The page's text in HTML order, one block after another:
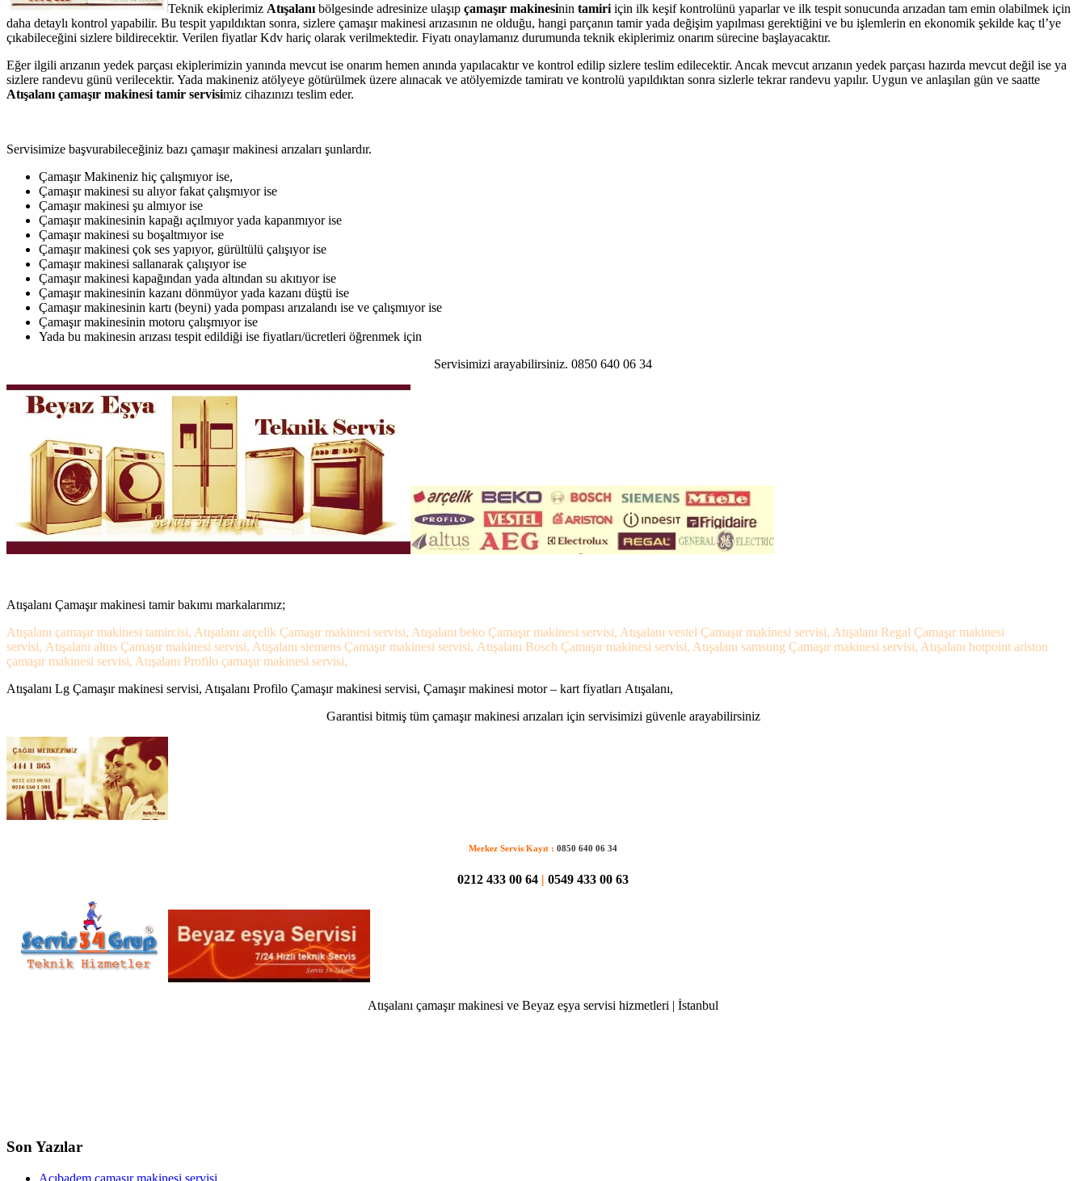
Teknik ekiplerimiz Atışalanı bölgesinde adresinize ulaşıp çamaşır makinesinin tamiri için ilk keşif kontrolünü yaparlar ve ilk tespit sonucunda arızadan tam emin olabilmek için
daha detaylı kontrol yapabilir. Bu tespit yapıldıktan sonra, sizlere çamaşır makinesi arızasının ne olduğu, hangi parçanın tamir yada değişim yapılması gerektiğini ve bu işlemlerin en ekonomik şekilde kaç tl’ye
çıkabileceğini sizlere bildirecektir. Verilen fiyatlar Kdv hariç olarak verilmektedir. Fiyatı onaylamanız durumunda teknik ekiplerimiz onarım sürecine başlayacaktır.
Eğer ilgili arızanın yedek parçası ekiplerimizin yanında mevcut ise onarım hemen anında yapılacaktır ve kontrol edilip sizlere teslim edilecektir. Ancak mevcut arızanın yedek parçası hazırda mevcut değil ise ya
sizlere randevu günü verilecektir. Yada makineniz atölyeye götürülmek üzere alınacak ve atölyemizde tamiratı ve kontrolü yapıldıktan sonra sizlerle tekrar randevu yapılır. Uygun ve anlaşılan gün ve saatte
Atışalanı çamaşır makinesi tamir servisimiz cihazınızı teslim eder.
Servisimize başvurabileceğiniz bazı çamaşır makinesi arızaları şunlardır.
Çamaşır Makineniz hiç çalışmıyor ise,
Çamaşır makinesi su alıyor fakat çalışmıyor ise
Çamaşır makinesi şu almıyor ise
Çamaşır makinesinin kapağı açılmıyor yada kapanmıyor ise
Çamaşır makinesi su boşaltmıyor ise
Çamaşır makinesi çok ses yapıyor, gürültülü çalışıyor ise
Çamaşır makinesi sallanarak çalışıyor ise
Çamaşır makinesi kapağından yada altından su akıtıyor ise
Çamaşır makinesinin kazanı dönmüyor yada kazanı düştü ise
Çamaşır makinesinin kartı (beyni) yada pompası arızalandı ise ve çalışmıyor ise
Çamaşır makinesinin motoru çalışmıyor ise
Yada bu makinesin arızası tespit edildiği ise fiyatları/ücretleri öğrenmek için
Servisimizi arayabilirsiniz. 0850 640 06 34
Atışalanı Çamaşır makinesi tamir bakımı markalarımız;
Atışalanı çamaşır makinesi tamircisi, Atışalanı arçelik Çamaşır makinesi servisi, Atışalanı beko Çamaşır makinesi servisi, Atışalanı vestel Çamaşır makinesi servisi, Atışalanı Regal Çamaşır makinesi
servisi, Atışalanı altus Çamaşır makinesi servisi, Atışalanı siemens Çamaşır makinesi servisi, Atışalanı Bosch Çamaşır makinesi servisi, Atışalanı samsung Çamaşır makinesi servisi, Atışalanı hotpoint ariston
çamaşır makinesi servisi, Atışalanı Profilo çamaşır makinesi servisi,
Atışalanı Lg Çamaşır makinesi servisi, Atışalanı Profilo Çamaşır makinesi servisi, Çamaşır makinesi motor – kart fiyatları Atışalanı,
Garantisi bitmiş tüm çamaşır makinesi arızaları için servisimizi güvenle arayabilirsiniz
Merkez Servis Kayıt : 0850 640 06 34
0212 433 00 64 0549 433 00 63
Atışalanı çamaşır makinesi ve Beyaz eşya servisi hizmetleri | İstanbul
Son Yazılar
Acıbadem çamaşır makinesi servisi